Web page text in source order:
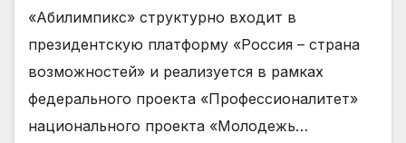
«Абилимпикс» структурно входит в
президентскую платформу «Россия – страна
возможностей» и реализуется в рамках
федерального проекта «Профессионалитет»
национального проекта «Молодежь…